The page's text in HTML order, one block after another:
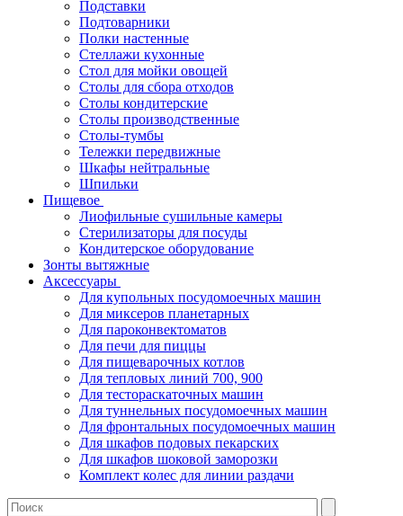
Подставки
Подтоварники
Полки настенные
Стеллажи кухонные
Стол для мойки овощей
Столы для сбора отходов
Столы кондитерские
Столы производственные
Столы-тумбы
Тележки передвижные
Шкафы нейтральные
Шпильки
Пищевое
Лиофильные сушильные камеры
Стерилизаторы для посуды
Кондитерское оборудование
Зонты вытяжные
Аксессуары
Для купольных посудомоечных машин
Для миксеров планетарных
Для пароконвектоматов
Для печи для пиццы
Для пищеварочных котлов
Для тепловых линий 700, 900
Для тестораскаточных машин
Для туннельных посудомоечных машин
Для фронтальных посудомоечных машин
Для шкафов подовых пекарских
Для шкафов шоковой заморозки
Комплект колес для линии раздачи